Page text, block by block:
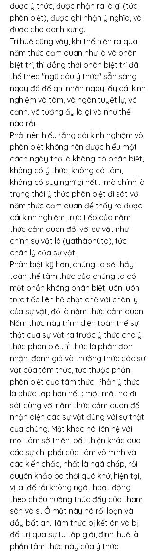
được ý thức, được nhận ra là gì (tức
phân biệt), được ghi nhận ý nghĩa, và
được cho danh xưng.
Trí huệ cũng vậy, khi thể hiện ra qua
năm thức cảm quan như là vô phân
biệt trí, thì đồng thời phân biệt trí đã
thể theo "ngũ câu ý thức" sẵn sàng
ngay đó để ghi nhận ngay lấy cái kinh
nghiệm vô tâm, vô ngôn tuyệt lự, vô
cảnh, vô tướng ấy là gì và như thế
nào rồi.
Phải nên hiểu rằng cái kinh nghiệm vô
phân biệt không nên được hiểu một
cách ngây thơ là không có phân biệt,
không có ý thức, không có tâm,
không có suy nghĩ gì hết .. mà chính là
trạng thái ý thức phân biệt đi sát với
năm thức cảm quan để thấy ra được
cái kinh nghiệm trực tiếp của năm
thức cảm quan đối với sự vật như
chính sự vật là (yathàbhùta), tức
chân lý của sự vật.
Phân biệt kỹ hơn, chúng ta sẽ thấy
toàn thể tâm thức của chúng ta có
một phần không phân biệt luôn luôn
trực tiếp liên hệ chặt chẽ với chân lý
của sự vật, đó là năm thức cảm quan.
Năm thức này trình diện toàn thể sự
thật của sự vật ra trước ý thức cho ý
thức phân biệt. Ý thức là phần đón
nhận, đánh giá và thưởng thức các sự
vật của tâm thức, tức thuộc phần
phân biệt của tâm thức. Phần ý thức
là phức tạp hơn hết : một mặt nó đi
sát cùng với năm thức cảm quan để
nhận diện các sự vật đúng với sự thật
của chúng. Mặt khác nó liên hệ với
mọi tâm sở thiện, bất thiện khác qua
các sự chi phối của tâm vô minh và
các kiến chấp, nhất là ngã chấp, rồi
duyên khắp ba thời quá khứ, hiện tại,
vị lai để rồi không ngớt hoạt động
theo chiều hướng thúc đẩy của tham,
sân và si. Ở mặt này nó rối loạn và
đầy bất an. Tâm thức bị kết án và bị
đối trị qua sự tu tập giới, định, huệ là
phần tâm thức này của ý thức.